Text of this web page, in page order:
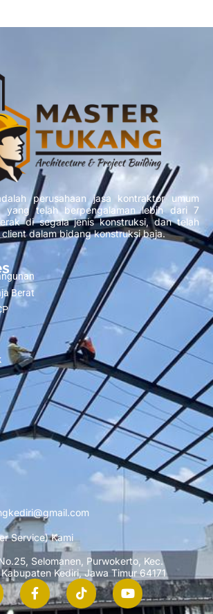
perusahaan jasa kontraktor umum
yang telah berpengalaman lebih dari 7
di segala jenis konstruksi, dan telah
dalam bidang konstruksi baja.
Berat
Service) Kami
Selomanen, Purwokerto, Kec.
Kediri, Jawa Timur 64171